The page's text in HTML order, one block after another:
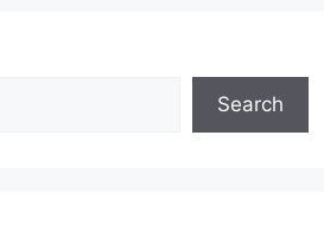
Search